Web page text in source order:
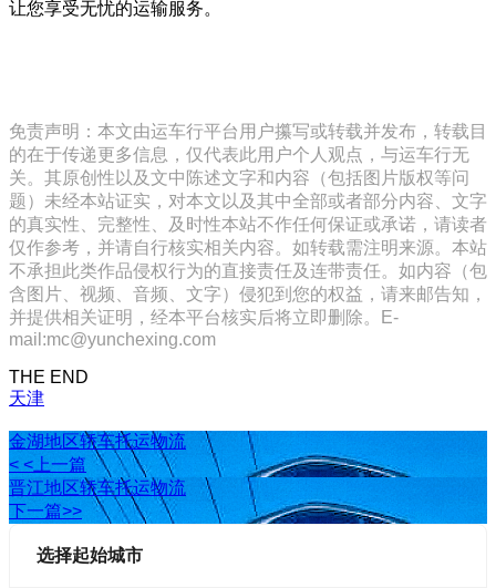
让您享受无忧的运输服务。
免责声明：本文由运车行平台用户攥写或转载并发布，转载目
的在于传递更多信息，仅代表此用户个人观点，与运车行无
关。其原创性以及文中陈述文字和内容（包括图片版权等问
题）未经本站证实，对本文以及其中全部或者部分内容、文字
的真实性、完整性、及时性本站不作任何保证或承诺，请读者
仅作参考，并请自行核实相关内容。如转载需注明来源。本站
不承担此类作品侵权行为的直接责任及连带责任。如内容（包
含图片、视频、音频、文字）侵犯到您的权益，请来邮告知，
并提供相关证明，经本平台核实后将立即删除。E-
mail:mc@yunchexing.com
THE END
天津
金湖地区轿车托运物流
< <上一篇
晋江地区轿车托运物流
下一篇>>
选择起始城市